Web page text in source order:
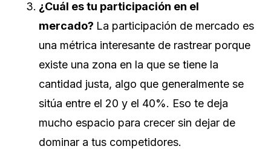
¿Cuál es tu participación en el
mercado? La participación de mercado es
una métrica interesante de rastrear porque
existe una zona en la que se tiene la
cantidad justa, algo que generalmente se
sitúa entre el 20 y el 40%. Eso te deja
mucho espacio para crecer sin dejar de
dominar a tus competidores.